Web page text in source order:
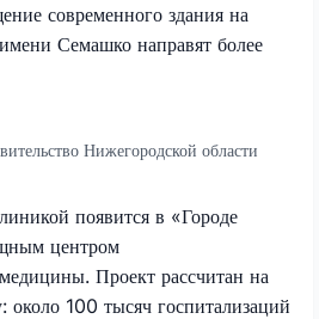
современного здания на
Семашко направят более
Нижегородской области
появится в «Городе
центром
Проект рассчитан на
около 100 тысяч госпитализаций